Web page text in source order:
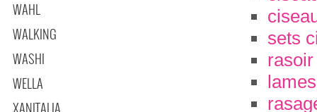
WAHL
WALKING
WASHI
WELLA
XANITALIA
sets